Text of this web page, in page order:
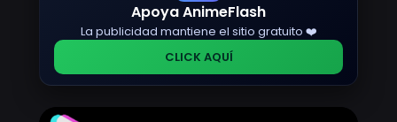
Apoya AnimeFlash
La publicidad mantiene el sitio gratuito ❤️
CLICK AQUÍ